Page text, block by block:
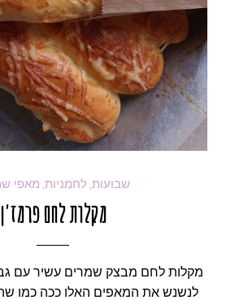
שבועות לחמניות מאפי
מקלות לחם פרמז'ן
מקלות לחם מבצק שמרים עשיר עם
לנשנש את המאפים האלו ככה כמו